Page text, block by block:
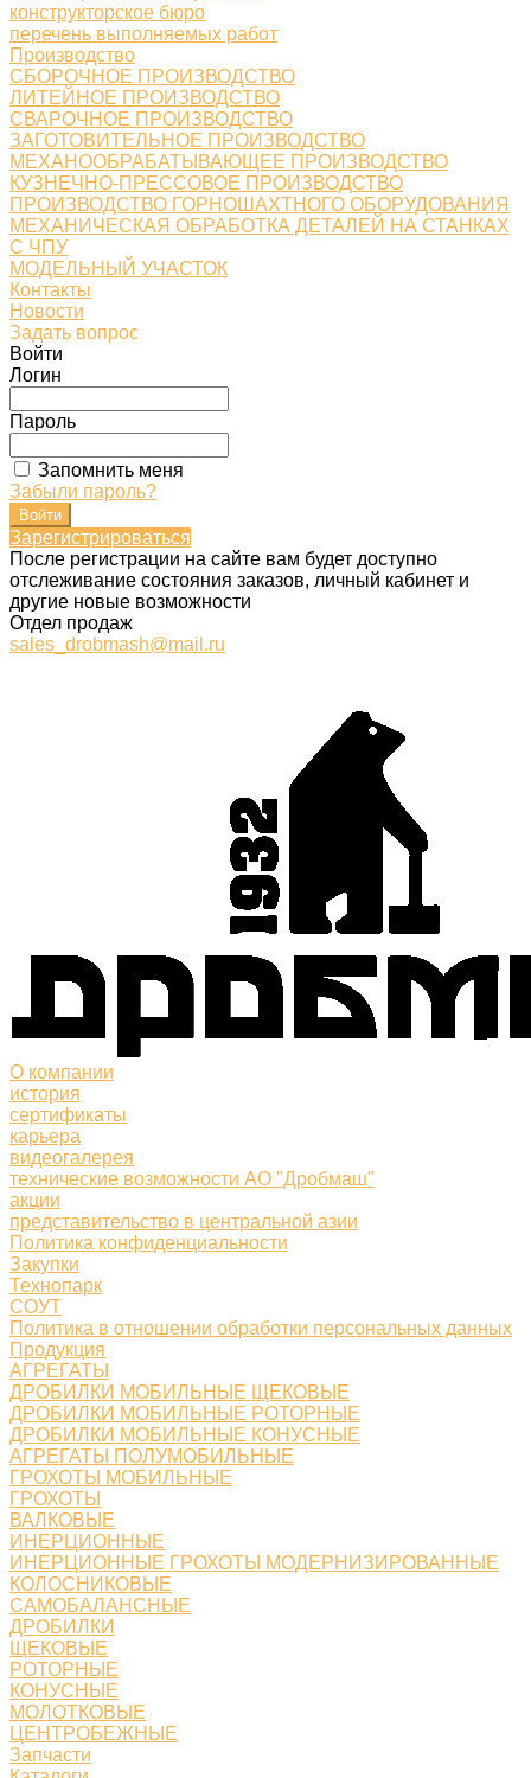
конструкторское бюро
перечень выполняемых работ
Производство
СБОРОЧНОЕ ПРОИЗВОДСТВО
ЛИТЕЙНОЕ ПРОИЗВОДСТВО
СВАРОЧНОЕ ПРОИЗВОДСТВО
ЗАГОТОВИТЕЛЬНОЕ ПРОИЗВОДСТВО
МЕХАНООБРАБАТЫВАЮЩЕЕ ПРОИЗВОДСТВО
КУЗНЕЧНО-ПРЕССОВОЕ ПРОИЗВОДСТВО
ПРОИЗВОДСТВО ГОРНОШАХТНОГО ОБОРУДОВАНИЯ
МЕХАНИЧЕСКАЯ ОБРАБОТКА ДЕТАЛЕЙ НА СТАНКАХ
С ЧПУ
МОДЕЛЬНЫЙ УЧАСТОК
Контакты
Новости
Задать вопрос
Войти
Логин
Пароль
Запомнить меня
Забыли пароль?
Зарегистрироваться
После регистрации на сайте вам будет доступно
отслеживание состояния заказов, личный кабинет и
другие новые возможности
Отдел продаж
sales_drobmash@mail.ru
О компании
история
сертификаты
карьера
видеогалерея
технические возможности АО "Дробмаш"
акции
представительство в центральной азии
Политика конфиденциальности
Закупки
Технопарк
СОУТ
Политика в отношении обработки персональных данных
Продукция
АГРЕГАТЫ
ДРОБИЛКИ МОБИЛЬНЫЕ ЩЕКОВЫЕ
ДРОБИЛКИ МОБИЛЬНЫЕ РОТОРНЫЕ
ДРОБИЛКИ МОБИЛЬНЫЕ КОНУСНЫЕ
АГРЕГАТЫ ПОЛУМОБИЛЬНЫЕ
ГРОХОТЫ МОБИЛЬНЫЕ
ГРОХОТЫ
ВАЛКОВЫЕ
ИНЕРЦИОННЫЕ
ИНЕРЦИОННЫЕ ГРОХОТЫ МОДЕРНИЗИРОВАННЫЕ
КОЛОСНИКОВЫЕ
САМОБАЛАНСНЫЕ
ДРОБИЛКИ
ЩЕКОВЫЕ
РОТОРНЫЕ
КОНУСНЫЕ
МОЛОТКОВЫЕ
ЦЕНТРОБЕЖНЫЕ
Запчасти